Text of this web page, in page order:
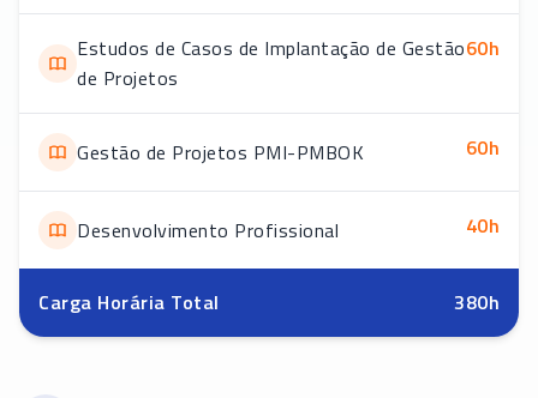
Estudos de Casos de Implantação de Gestão
de Projetos
60h
Gestão de Projetos PMI-PMBOK 60h
Desenvolvimento Profissional 40h
Carga Horária Total 380h